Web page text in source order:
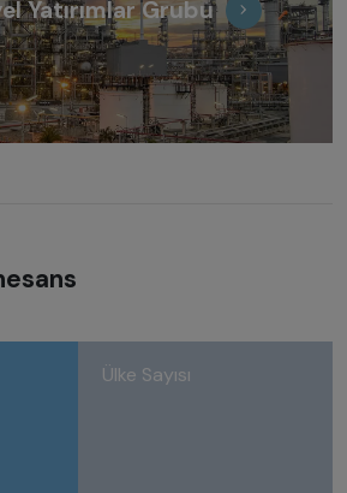
Yatırımlar Grubu
Ülke Sayısı